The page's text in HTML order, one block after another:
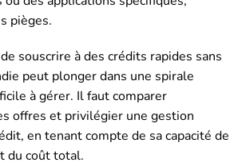
pièges.
souscrire à des crédits rapides sans
peut plonger dans une spirale
à gérer. Il faut comparer
offres et privilégier une gestion
en tenant compte de sa capacité de
du coût total.